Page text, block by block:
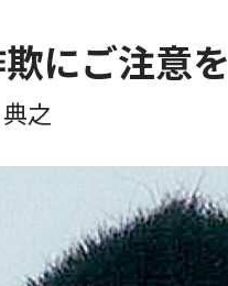
にご注意を
之